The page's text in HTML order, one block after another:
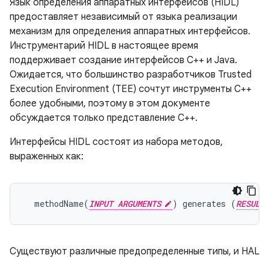
Язык определения аппаратных интерфейсов (HIDL)
предоставляет независимый от языка реализации
механизм для определения аппаратных интерфейсов.
Инструментарий HIDL в настоящее время
поддерживает создание интерфейсов C++ и Java.
Ожидается, что большинство разработчиков Trusted
Execution Environment (TEE) сочтут инструменты C++
более удобными, поэтому в этом документе
обсуждается только представление C++.
Интерфейсы HIDL состоят из набора методов,
выраженных как:
  methodName(
INPUT ARGUMENTS ) generates (RESULT
Существуют различные предопределенные типы, и HAL